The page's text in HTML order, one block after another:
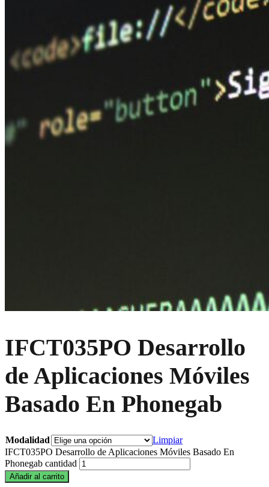
IFCT035PO Desarrollo
de Aplicaciones Móviles
Basado En Phonegab
Modalidad
Limpiar
IFCT035PO Desarrollo de Aplicaciones Móviles Basado En
Phonegab cantidad
Añadir al carrito